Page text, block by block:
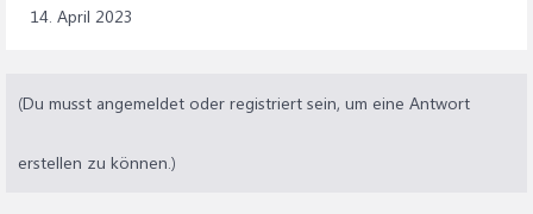
14. April 2023
(Du musst angemeldet oder registriert sein, um eine Antwort
erstellen zu können.)